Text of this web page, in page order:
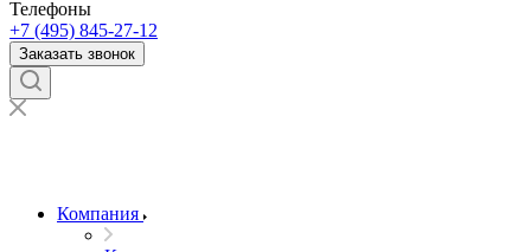
Телефоны
+7 (495) 845-27-12
Заказать звонок
Компания